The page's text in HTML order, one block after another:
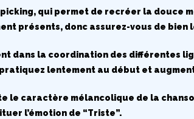
qui permet de recréer la douce
présents, donc assurez-vous de bien
dans la coordination des différentes
lentement au début et
le caractère mélancolique de la
l’émotion de “Triste”.